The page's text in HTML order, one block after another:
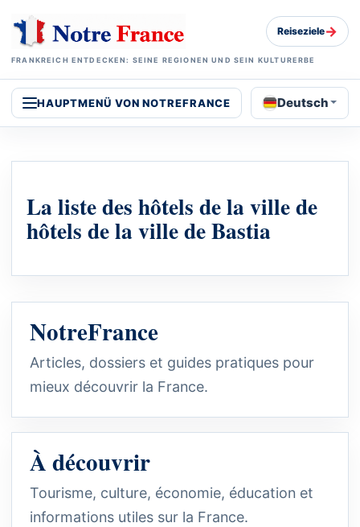
FRANKREICH ENTDECKEN: SEINE REGIONEN UND SEIN KULTURERBE
Reiseziele→
HAUPTMENÜ VON NOTREFRANCE Deutsch
La liste des hôtels de la ville de
hôtels de la ville de Bastia
NotreFrance
Articles, dossiers et guides pratiques pour
mieux découvrir la France.
À découvrir
Tourisme, culture, économie, éducation et
informations utiles sur la France.